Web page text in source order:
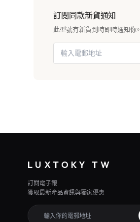
訂閱同款新貨通知
此型號有新貨到時即時通知你。
LUXTOKY TW
訂閱電子報
獲取最新產品資訊與獨家優惠